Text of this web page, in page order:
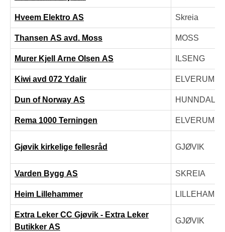
Hveem Elektro AS Skreia
Thansen AS avd. Moss MOSS
Murer Kjell Arne Olsen AS ILSENG
Kiwi avd 072 Ydalir ELVERUM
Dun of Norway AS
Rema 1000 Terningen ELVERUM
Gjøvik kirkelige fellesråd GJØVIK
Varden Bygg AS SKREIA
Heim Lillehammer
Extra Leker CC Gjøvik - Extra Leker
Butikker AS
GJØVIK